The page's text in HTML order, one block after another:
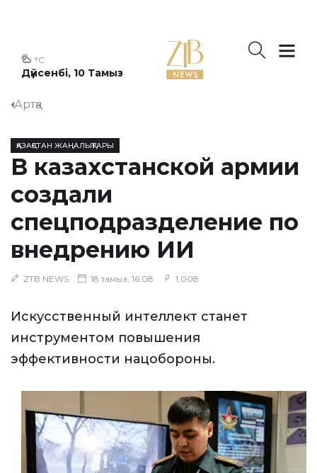
Дүйсенбі, 10 Тамыз
°C
Артқа
ҚАЗАҚСТАН ЖАҢАЛЫҚТАРЫ
В казахстанской армии
создали
спецподразделение по
внедрению ИИ
ZTB NEWS 18 тамыз, 16:08 1,008
Искусственный интеллект станет
инструментом повышения
эффективности нацобороны.